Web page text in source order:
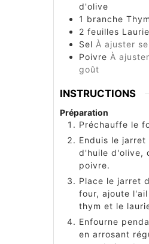
d'olive
1 branche Thym
2 feuilles
Sel À ajuster
Poivre À
goût
INSTRUCTIONS
Préparation
Préchauffe le
Enduis le jarret
d'huile d'olive,
poivre.
Place le jarret
four, ajoute
thym et le
Enfourne
en arrosant